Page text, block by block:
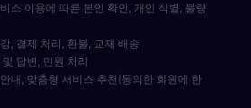
스 이용에 따른 본인 확인, 개인 식별, 불량
, 결제 처리, 환불, 교재 배송
답변, 민원 처리
내, 맞춤형 서비스 추천(동의한 회원에 한